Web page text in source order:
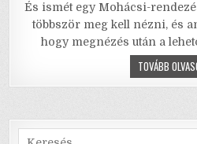
c
e
o
o
it
te
r
ai
l
És ismét egy Mohácsi-
többször meg kell nézni, és
hogy megnézés után a
TOVÁBB
Search